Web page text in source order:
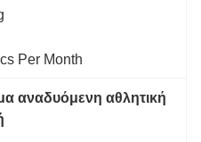
Per Month
αναδυόμενη αθλητική